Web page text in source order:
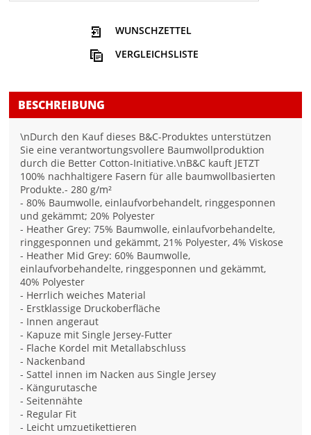
WUNSCHZETTEL
VERGLEICHSLISTE
BESCHREIBUNG
\nDurch den Kauf dieses B&C-Produktes unterstützen
Sie eine verantwortungsvollere Baumwollproduktion
durch die Better Cotton-Initiative.\nB&C kauft JETZT
100% nachhaltigere Fasern für alle baumwollbasierten
Produkte.- 280 g/m²
- 80% Baumwolle, einlaufvorbehandelt, ringgesponnen
und gekämmt; 20% Polyester
- Heather Grey: 75% Baumwolle, einlaufvorbehandelte,
ringgesponnen und gekämmt, 21% Polyester, 4% Viskose
- Heather Mid Grey: 60% Baumwolle,
einlaufvorbehandelte, ringgesponnen und gekämmt,
40% Polyester
- Herrlich weiches Material
- Erstklassige Druckoberfläche
- Innen angeraut
- Kapuze mit Single Jersey-Futter
- Flache Kordel mit Metallabschluss
- Nackenband
- Sattel innen im Nacken aus Single Jersey
- Kängurutasche
- Seitennähte
- Regular Fit
- Leicht umzuetikettieren